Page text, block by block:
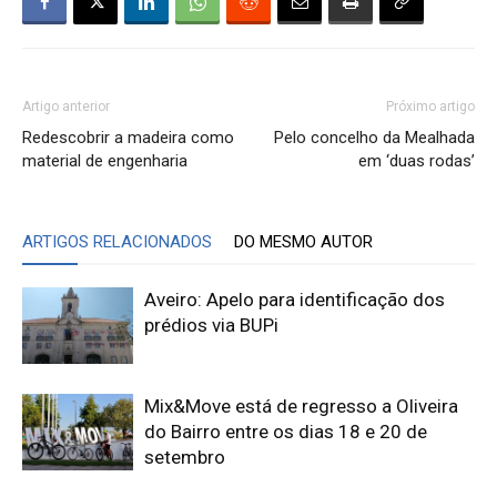
Artigo anterior
Redescobrir a madeira como
material de engenharia
Próximo artigo
Pelo concelho da Mealhada
em ‘duas rodas’
ARTIGOS RELACIONADOS DO MESMO AUTOR
Aveiro: Apelo para identificação dos
prédios via BUPi
Mix&Move está de regresso a Oliveira
do Bairro entre os dias 18 e 20 de
setembro